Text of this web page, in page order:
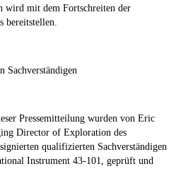
wird mit dem Fortschreiten der
bereitstellen.
Sachverständigen
Pressemitteilung wurden von Eric
Director of Exploration des
qualifizierten Sachverständigen
Instrument 43-101, geprüft und